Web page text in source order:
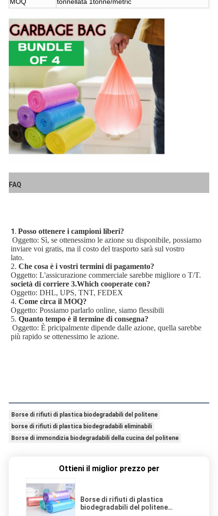
MOQ tonnellata 1tonne/metric
FAQ
1. Posso ottenere i campioni liberi?
Oggetto: Sì, se ottenessimo le azione su disponibile, possiamo
inviare voi gratis, ma il costo del trasporto sarà sul vostro
lato.
2. Che cosa è i vostri termini di pagamento?
Oggetto: L'assicurazione commerciale sarebbe migliore o T/T.
società di corriere 3.Which cooperate con?
Oggetto: DHL, UPS, TNT, FEDEX
4. Come circa il MOQ?
Oggetto: Possiamo parlarlo online, siamo flessibili
5. Quanto tempo è il termine di consegna?
Oggetto: È pricipalmente dipende dalle azione, quella sarebbe
più rapido se ottenessimo le azione.
Borse di rifiuti di plastica biodegradabili del politene
borse di rifiuti di plastica biodegradabili eliminabili
Borse di immondizia biodegradabili della cucina del politene
Ottieni il miglior prezzo per
Borse di rifiuti di plastica
biodegradabili del politene